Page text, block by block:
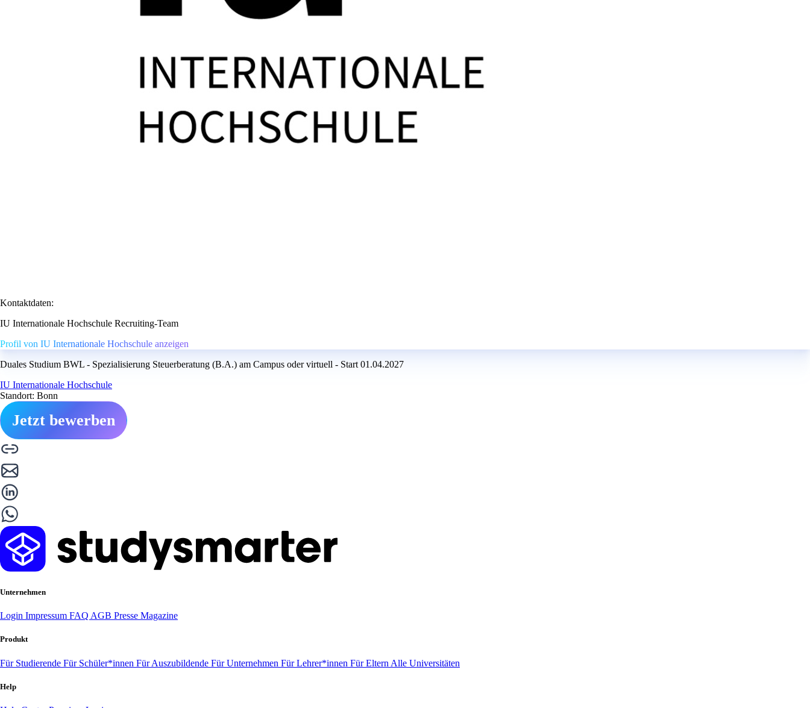
Kontaktdaten:
IU Internationale Hochschule Recruiting-Team
Profil von IU Internationale Hochschule anzeigen
Duales Studium BWL - Spezialisierung Steuerberatung (B.A.) am Campus oder virtuell - Start 01.04.2027
IU Internationale Hochschule
Standort: Bonn
Jetzt bewerben
Unternehmen
Login Impressum FAQ AGB Presse Magazine
Produkt
Für Studierende Für Schüler*innen Für Auszubildende Für Unternehmen Für Lehrer*innen Für Eltern Alle Universitäten
Help